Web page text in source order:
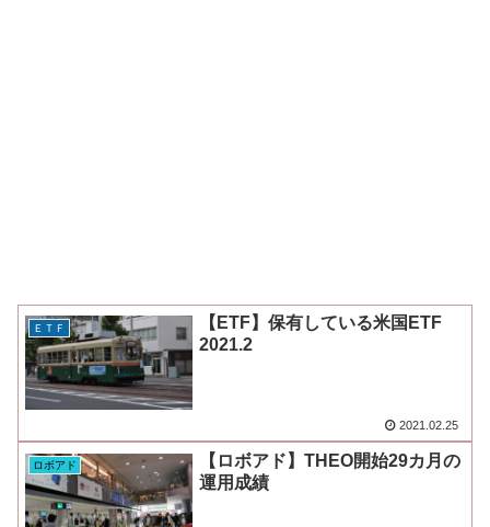
ＥＴＦ
【ETF】保有している米国ETF
2021.2
2021.02.25
ロボアド
【ロボアド】THEO開始29カ月の
運用成績